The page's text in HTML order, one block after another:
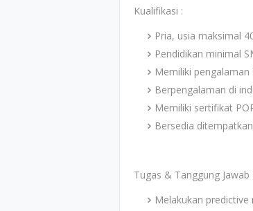
Kualifikasi :
Pria, usia maksimal
Pendidikan minimal
Memiliki
Berpengalaman di
Memiliki sertifikat
Bersedia
Tugas & Tanggung Jawab :
Melakukan